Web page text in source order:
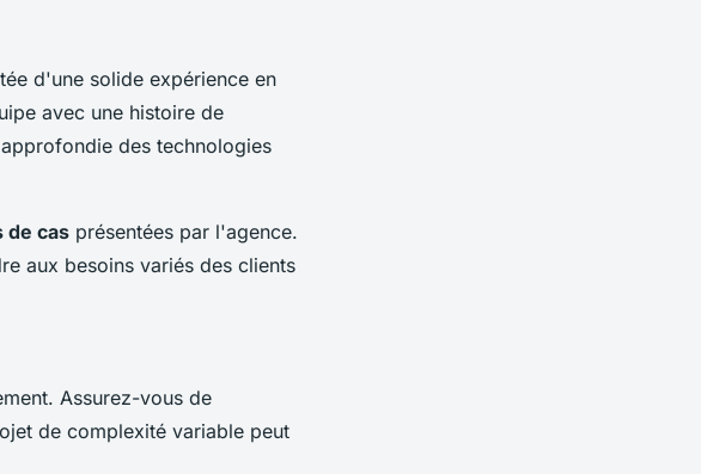
d'une solide expérience en
avec une histoire de
des technologies
de cas présentées par l'agence.
aux besoins variés des clients
Assurez-vous de
de complexité variable peut